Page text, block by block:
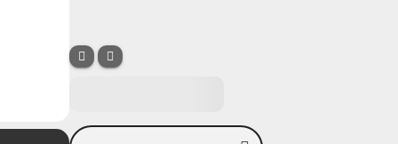
Buscar Eventos